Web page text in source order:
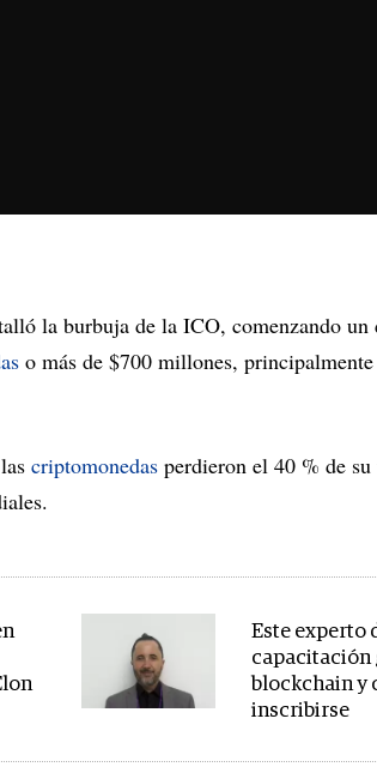
la burbuja de la ICO, comenzando un
o más de $700 millones,
criptomonedas perdieron el 40 % de
Este experto
capacitación
blockchain y
inscribirse